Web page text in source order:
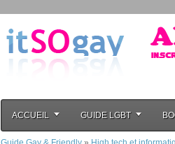
ACCUEIL GUIDE LGBT